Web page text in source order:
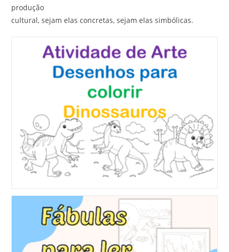
produção
cultural, sejam elas concretas, sejam elas simbólicas.